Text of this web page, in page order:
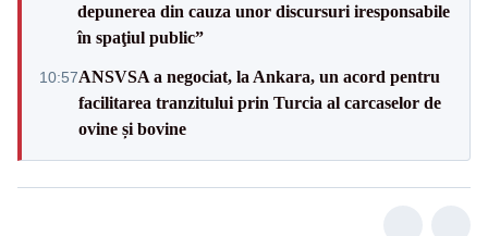
depunerea din cauza unor discursuri iresponsabile
în spaţiul public”
10:57ANSVSA a negociat, la Ankara, un acord pentru
facilitarea tranzitului prin Turcia al carcaselor de
ovine și bovine